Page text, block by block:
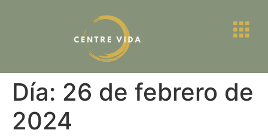
Día: 26 de febrero de
2024